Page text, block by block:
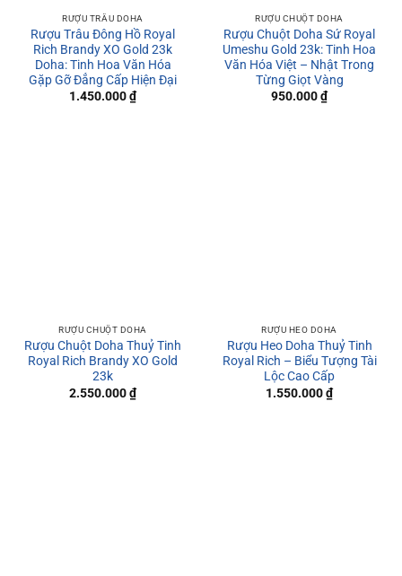
RƯỢU TRÂU DOHA
Rượu Trâu Đông Hồ Royal
Rich Brandy XO Gold 23k
Doha: Tinh Hoa Văn Hóa
Gặp Gỡ Đẳng Cấp Hiện Đại
1.450.000₫
RƯỢU CHUỘT DOHA
Rượu Chuột Doha Sứ Royal
Umeshu Gold 23k: Tinh Hoa
Văn Hóa Việt – Nhật Trong
Từng Giọt Vàng
950.000₫
RƯỢU CHUỘT DOHA
Rượu Chuột Doha Thuỷ Tinh
Royal Rich Brandy XO Gold
23k
2.550.000₫
RƯỢU HEO DOHA
Rượu Heo Doha Thuỷ Tinh
Royal Rich – Biểu Tượng Tài
Lộc Cao Cấp
1.550.000₫